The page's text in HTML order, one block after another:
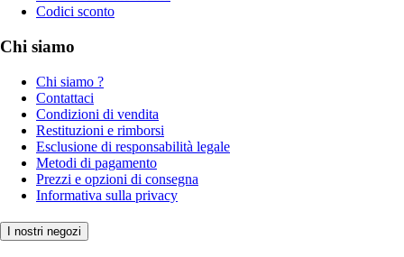
Codici sconto
Chi siamo
Chi siamo ?
Contattaci
Condizioni di vendita
Restituzioni e rimborsi
Esclusione di responsabilità legale
Metodi di pagamento
Prezzi e opzioni di consegna
Informativa sulla privacy
I nostri negozi